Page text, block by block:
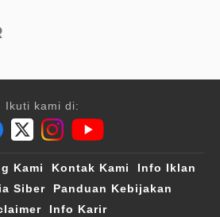
Ikuti kami di:
Kami Kontak Kami
Info Iklan
Siber
Panduan Kebijakan
Info Karir